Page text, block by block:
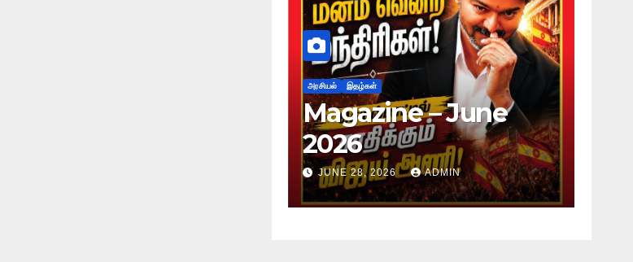
Magazine – June
அரசியல் இதழ்கள்
Magazine – May
2026
JUNE 28, 2026 ADMIN